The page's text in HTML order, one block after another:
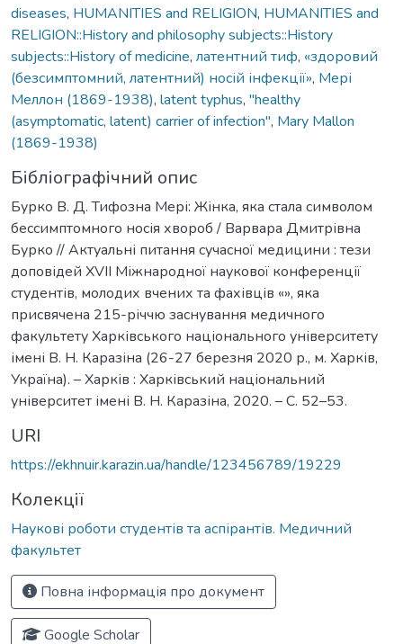
diseases, HUMANITIES and RELIGION, HUMANITIES and
RELIGION::History and philosophy subjects::History
subjects::History of medicine, латентний тиф, «здоровий
(безсимптомний, латентний) носій інфекції», Мері
Меллон (1869-1938), latent typhus, "healthy
(asymptomatic, latent) carrier of infection", Mary Mallon
(1869-1938)
Бібліографічний опис
Бурко В. Д. Тифозна Мері: Жінка, яка стала символом
бессимптомного носія хвороб / Варвара Дмитрівна
Бурко // Актуальні питання сучасної медицини : тези
доповідей XVІІ Міжнародної наукової конференції
студентів, молодих вчених та фахівців «», яка
присвячена 215-річчю заснування медичного
факультету Харківського національного університету
імені В. Н. Каразіна (26-27 березня 2020 р., м. Харків,
Україна). – Харків : Харківський національний
університет імені В. Н. Каразіна, 2020. – С. 52–53.
URI
https://ekhnuir.karazin.ua/handle/123456789/19229
Колекції
Наукові роботи студентів та аспірантів. Медичний
факультет
Повна інформація про документ
Google Scholar